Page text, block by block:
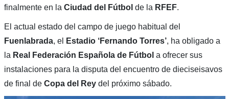
finalmente en la Ciudad del Fútbol de la RFEF.
El actual estado del campo de juego habitual del
Fuenlabrada, el Estadio ‘Fernando Torres’, ha obligado a
la Real Federación Española de Fútbol a ofrecer sus
instalaciones para la disputa del encuentro de dieciseisavos
de final de Copa del Reydel próximo sábado.